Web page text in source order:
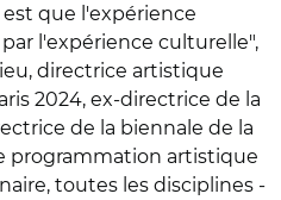
que l'expérience
l'expérience culturelle",
directrice artistique
2024, ex-directrice de la
de la biennale de la
programmation artistique
toutes les disciplines -